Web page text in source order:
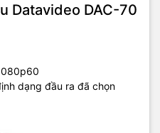
Datavideo DAC-70
dạng đầu ra đã chọn